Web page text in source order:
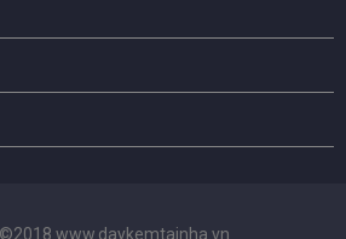
www.daykemtainha.vn